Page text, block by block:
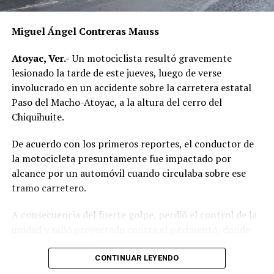
Miguel Ángel Contreras Mauss
Atoyac, Ver.-Un motociclista resultó gravemente
lesionado la tarde de este jueves, luego de verse
involucrado en un accidente sobre la carretera estatal
Paso del Macho-Atoyac, a la altura del cerro del
Chiquihuite.
De acuerdo con los primeros reportes, el conductor de
la motocicleta presuntamente fue impactado por
alcance por un automóvil cuando circulaba sobre ese
tramo carretero.
A consecuencia del fuerte golpe, perdió el control de la
Testigos del accidente solicitaron de inmediato el apoyo
CONTINUAR LEYENDO